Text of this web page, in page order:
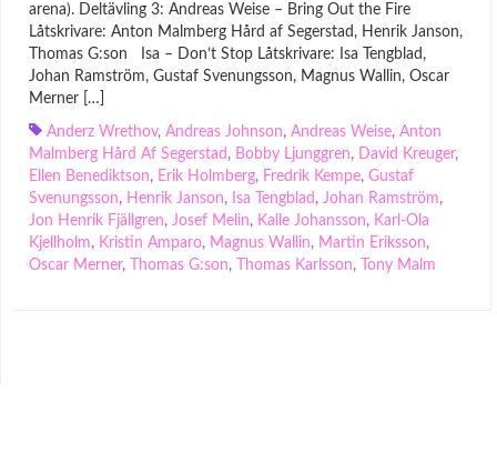
arena). Deltävling 3: Andreas Weise – Bring Out the Fire
Låtskrivare: Anton Malmberg Hård af Segerstad, Henrik Janson,
Thomas G:son Isa – Don’t Stop Låtskrivare: Isa Tengblad,
Johan Ramström, Gustaf Svenungsson, Magnus Wallin, Oscar
Merner […]
Anderz Wrethov, Andreas Johnson, Andreas Weise, Anton
Malmberg Hård Af Segerstad , Bobby Ljunggren, David Kreuger,
Ellen Benediktson, Erik Holmberg, Fredrik Kempe, Gustaf
Svenungsson, Henrik Janson, Isa Tengblad , Johan Ramström,
Jon Henrik Fjällgren, Josef Melin, Kalle Johansson, Karl-Ola
Kjellholm, Kristin Amparo, Magnus Wallin, Martin Eriksson,
Oscar Merner, Thomas G:son, Thomas Karlsson, Tony Malm